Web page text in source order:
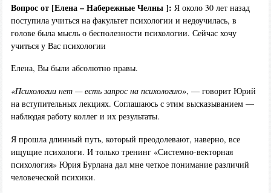
Вопрос от [Елена – Набережные Челны ]: Я около 30 лет назад
поступила учиться на факультет психологии и недоучилась, в
голове была мысль о бесполезности психологии. Сейчас хочу
учиться у Вас психологии
Елена, Вы были абсолютно правы.
«Психологии нет — есть запрос на психологию», — говорит Юрий
на вступительных лекциях. Соглашаюсь с этим высказыванием —
наблюдая работу коллег и их результаты.
Я прошла длинный путь, который преодолевают, наверно, все
ищущие психологи. И только тренинг «Системно-векторная
психология» Юрия Бурлана дал мне четкое понимание различий
человеческой психики.